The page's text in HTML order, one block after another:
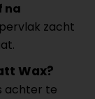
na
zacht
Wax?
achter te